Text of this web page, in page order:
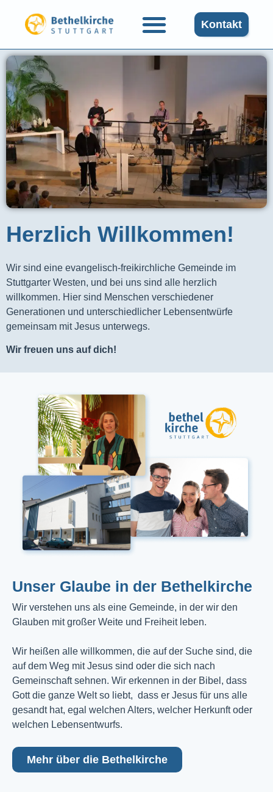
Kontakt
Herzlich Willkommen!
Wir sind eine evangelisch-freikirchliche Gemeinde im
Stuttgarter Westen, und bei uns sind alle herzlich
willkommen. Hier sind Menschen verschiedener
Generationen und unterschiedlicher Lebensentwürfe
gemeinsam mit Jesus unterwegs.
Wir freuen uns auf dich!
Unser Glaube in der Bethelkirche
Wir verstehen uns als eine Gemeinde, in der wir den
Glauben mit großer Weite und Freiheit leben.
Wir heißen alle willkommen, die auf der Suche sind, die
auf dem Weg mit Jesus sind oder die sich nach
Gemeinschaft sehnen. Wir erkennen in der Bibel, dass
Gott die ganze Welt so liebt, dass er Jesus für uns alle
gesandt hat, egal welchen Alters, welcher Herkunft oder
welchen Lebensentwurfs.
Mehr über die Bethelkirche